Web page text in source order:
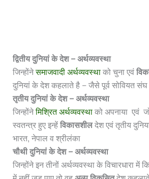
द्वितीय दुनियां के देश – अर्थव्यवस्था
जिन्होंनेसमाजवादी अर्थव्यवस्थाको चुना एवं
दुनियां के देश कहलाते है – जैसे पूर्व सोवियत संघ
तृतीय दुनियां के देश – अर्थव्यवस्था
जिन्होंनेमिश्रित अर्थव्यवस्थाको अपनाया एवं
स्वतन्त्र हुए इन्हें विकासशीलदेश एवं तृतीय
भारत, नेपाल व श्रीलंका
चौथी दुनियां के देश – अर्थव्यवस्था
जिन्होंने इन तीनों अर्थव्यवस्था के विचारधारा